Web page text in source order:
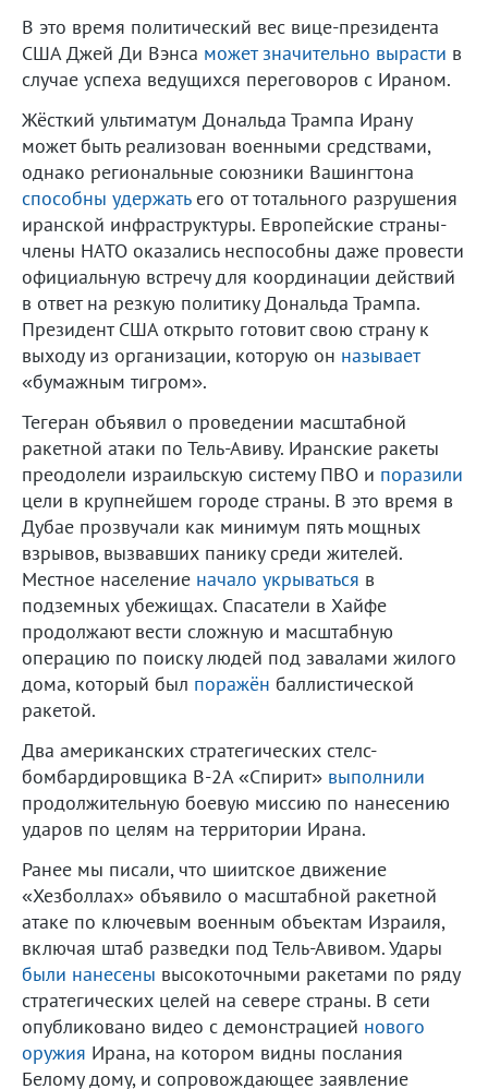
В это время политический вес вице-президента
США Джей Ди Вэнса может значительно вырасти в
случае успеха ведущихся переговоров с Ираном.
Жёсткий ультиматум Дональда Трампа Ирану
может быть реализован военными средствами,
однако региональные союзники Вашингтона
способны удержатьего от тотального разрушения
иранской инфраструктуры. Европейские страны-
члены НАТО оказались неспособны даже провести
официальную встречу для координации действий
в ответ на резкую политику Дональда Трампа.
Президент США открыто готовит свою страну к
выходу из организации, которую он называет
«бумажным тигром».
Тегеран объявил о проведении масштабной
ракетной атаки по Тель-Авиву. Иранские ракеты
преодолели израильскую систему ПВО и поразили
цели в крупнейшем городе страны. В это время в
Дубае прозвучали как минимум пять мощных
взрывов, вызвавших панику среди жителей.
Местное население начало укрываться в
подземных убежищах. Спасатели в Хайфе
продолжают вести сложную и масштабную
операцию по поиску людей под завалами жилого
дома, который был поражён баллистической
ракетой.
Два американских стратегических стелс-
бомбардировщика B-2A «Спирит» выполнили
продолжительную боевую миссию по нанесению
ударов по целям на территории Ирана.
Ранее мы писали, что шиитское движение
«Хезболлах» объявило о масштабной ракетной
атаке по ключевым военным объектам Израиля,
включая штаб разведки под Тель-Авивом. Удары
были нанесены высокоточными ракетами по ряду
стратегических целей на севере страны. В сети
опубликовано видео с демонстрацией нового
оружия Ирана, на котором видны послания
Белому дому, и сопровождающее заявление